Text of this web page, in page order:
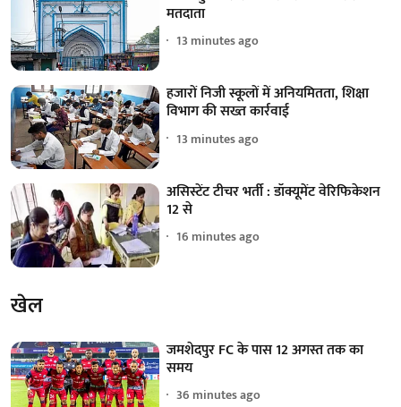
मतदाता
13 minutes ago
हजारों निजी स्कूलों में अनियमितता, शिक्षा
विभाग की सख्त कार्रवाई
13 minutes ago
असिस्टेंट टीचर भर्ती : डॉक्यूमेंट वेरिफिकेशन
12 से
16 minutes ago
खेल
जमशेदपुर FC के पास 12 अगस्त तक का
समय
36 minutes ago